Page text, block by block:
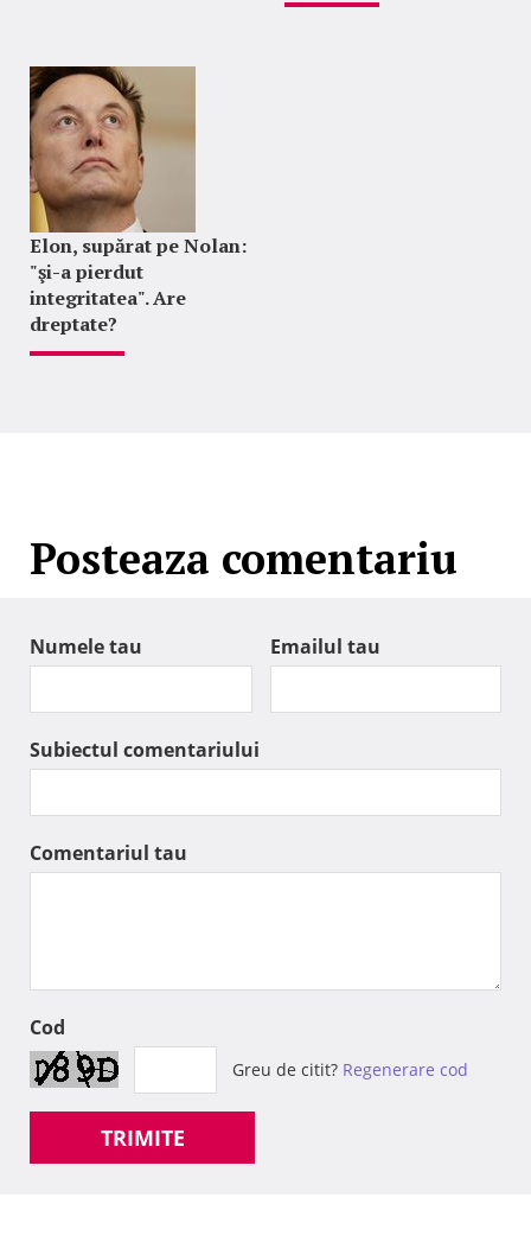
Elon, supărat pe Nolan:
"şi-a pierdut
integritatea". Are
dreptate?
Posteaza comentariu
Numele tau Emailul tau
Subiectul comentariului
Comentariul tau
Cod
Greu de citit? Regenerare cod
TRIMITE